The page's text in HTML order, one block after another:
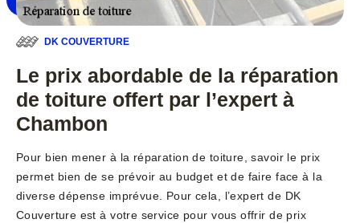
DK COUVERTURE
Le prix abordable de la réparation
de toiture offert par l’expert à
Chambon
Pour bien mener à la réparation de toiture, savoir le prix
permet bien de se prévoir au budget et de faire face à la
diverse dépense imprévue. Pour cela, l’expert de DK
Couverture est à votre service pour vous offrir de prix